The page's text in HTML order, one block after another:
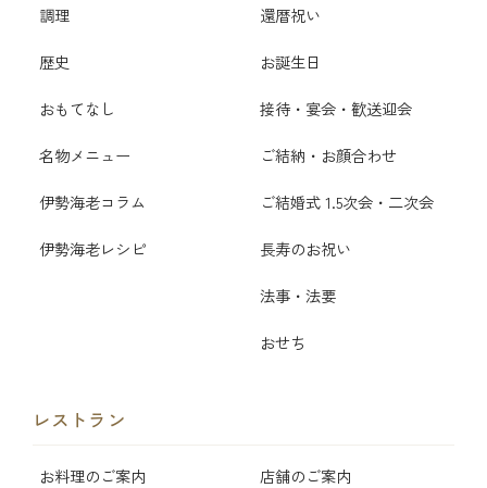
調理
歴史
おもてなし
名物メニュー
伊勢海老コラム
伊勢海老レシピ
還暦祝い
お誕生日
接待・宴会・歓送迎会
ご結納・お顔合わせ
ご結婚式 1.5次会・二次会
長寿のお祝い
法事・法要
おせち
レストラン
お料理のご案内 店舗のご案内